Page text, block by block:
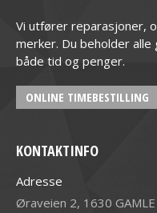
Vi utfører reparasjoner,
merker. Du beholder
både tid og penger.
ONLINE TIMEBESTILLING
KONTAKTINFO
Adresse
Øraveien 2, 1630 GAMLE